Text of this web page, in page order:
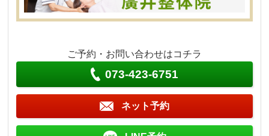
ご予約・お問い合わせはコチラ
073-423-6751
ネット予約